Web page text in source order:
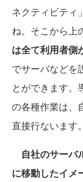
ネクティビティ
ね。そこから上
は全て利用者側
でサーバなどを
とができます。
の各種作業は、
直接行ないます。
自社のサーバ
に移動したイメ